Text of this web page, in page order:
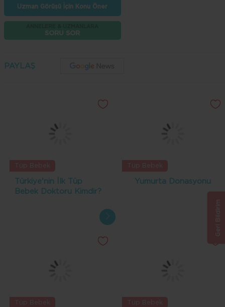
Uzman Görüşü İçin Konu Öner
SORU SOR
PAYLAŞ
Türkiye'nin İlk Tüp
Bebek Doktoru Kimdir?
Yumurta Donasyonu